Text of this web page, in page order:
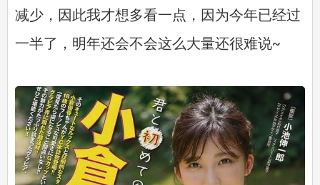
减少，因此我才想多看一点，因为今年已经过
一半了，明年还会不会这么大量还很难说~